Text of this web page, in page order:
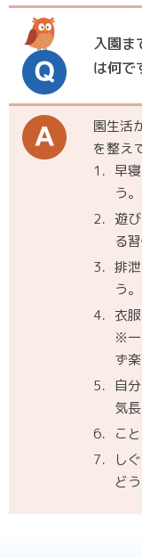
入園ま
は何で
園生活
を整え
1． 早
う。
2． 遊
る
3． 排
う。
4． 衣
※一
ず
5． 自
気
6． こ
7．
し
ど